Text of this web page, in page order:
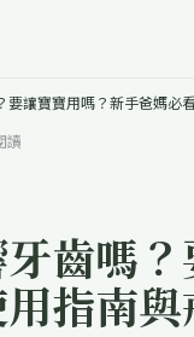
要讓寶寶用嗎？新手爸媽必
讀
齒嗎
指南